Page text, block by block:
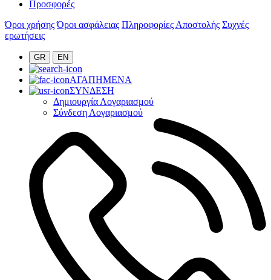
Προσφορές
Όροι χρήσης Όροι ασφάλειας Πληροφορίες Αποστολής Συχνές
ερωτήσεις
GR EN
ΑΓΑΠΗΜΕΝΑ
ΣΥΝΔΕΣΗ
Δημιουργία Λογαριασμού
Σύνδεση Λογαριασμού